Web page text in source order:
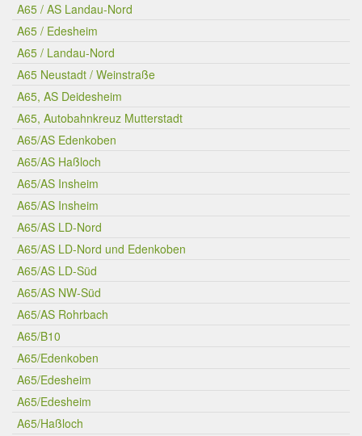
A65 / AS Landau-Nord
A65 / Edesheim
A65 / Landau-Nord
A65 Neustadt / Weinstraße
A65, AS Deidesheim
A65, Autobahnkreuz Mutterstadt
A65/AS Edenkoben
A65/AS Haßloch
A65/AS Insheim
A65/AS Insheim
A65/AS LD-Nord
A65/AS LD-Nord und Edenkoben
A65/AS LD-Süd
A65/AS NW-Süd
A65/AS Rohrbach
A65/B10
A65/Edenkoben
A65/Edesheim
A65/Edesheim
A65/Haßloch